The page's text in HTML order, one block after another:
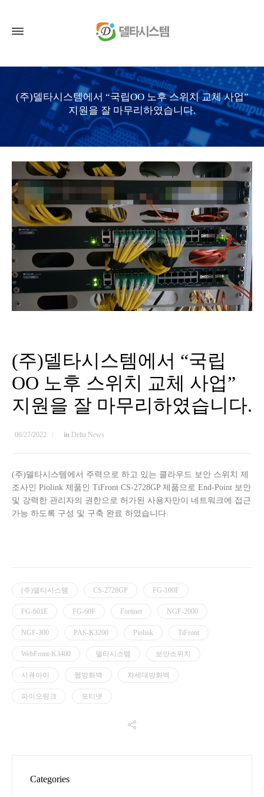
(주)델타시스템에서 “국립OO 노후 스위치 교체 사업”
지원을 잘 마무리하였습니다.
(주)델타시스템에서 “국립
OO 노후 스위치 교체 사업”
지원을 잘 마무리하였습니다.
06/27/2022 in Delta News
(주)델타시스템에서 주력으로 하고 있는 클라우드 보안 스위치 제
조사인 Piolink 제품인 TiFront CS-2728GP 제품으로 End-Point 보안
및 강력한 관리자의 권한으로 허가된 사용자만이 네트워크에 접근
가능 하도록 구성 및 구축 완료 하였습니다.
(주)델타시스템 CS-2728GP FG-100F
FG-601E FG-60F Fortinet NGF-2000
NGF-300 PAS-K3200 Piolink TiFront
WebFront-K3400 델타시스템 보안스위치
시큐아이 웹방화벽 차세대방화벽
파이오링크 포티넷
Categories